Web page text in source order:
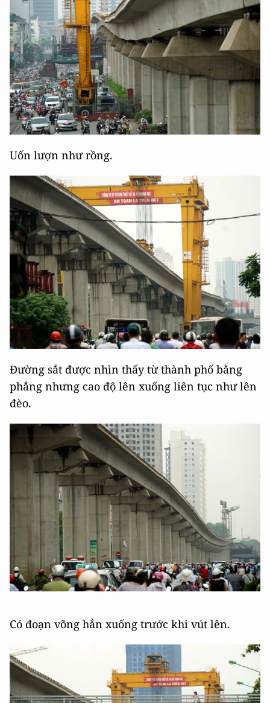
Uốn lượn như rồng.
Đường sắt được nhìn thấy từ thành phố bằng
phẳng nhưng cao độ lên xuống liên tục như lên
đèo.
Có đoạn võng hẳn xuống trước khi vút lên.